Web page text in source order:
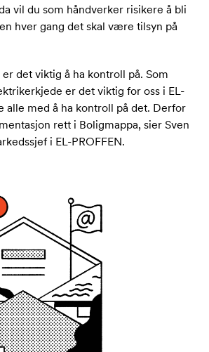
vil du som håndverker risikere å bli
hver gang det skal være tilsyn på
det viktig å ha kontroll på. Som
er det viktig for oss i EL-
alle med å ha kontroll på det. Derfor
rett i Boligmappa, sier Sven
i EL-PROFFEN.